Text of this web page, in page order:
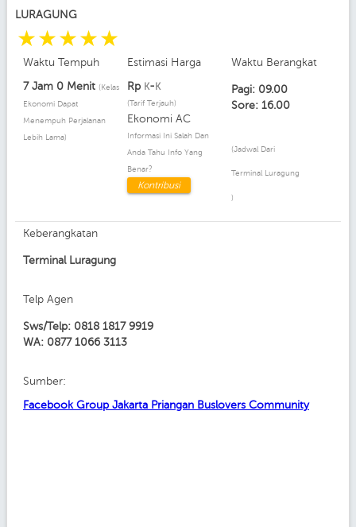
LURAGUNG
☆
☆
☆
☆
☆
Waktu Tempuh
7 Jam 0 Menit (Kelas
Ekonomi Dapat
Menempuh Perjalanan
Lebih Lama)
Estimasi Harga
Rp K- K
(Tarif Terjauh)
Ekonomi AC
Informasi Ini Salah Dan
Anda Tahu Info Yang
Benar?
Kontribusi
Waktu Berangkat
Pagi: 09.00
Sore: 16.00
(Jadwal Dari
Terminal Luragung
)
Keberangkatan
Terminal Luragung
Telp Agen
Sws/Telp: 0818 1817 9919
WA: 0877 1066 3113
Sumber:
Facebook Group Jakarta Priangan Buslovers Community